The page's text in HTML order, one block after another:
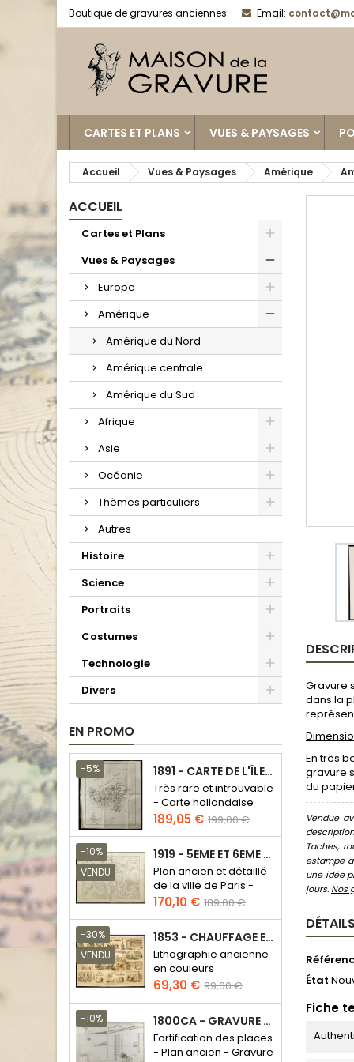
Boutique de gravures anciennes Email:
CARTES ET PLANS VUES & PAYSAGES
Accueil Vues & Paysages Amérique
ACCUEIL
Cartes et Plans
Vues & Paysages
Europe
Amérique
Amérique du Nord
Amérique centrale
Amérique du Sud
Afrique
Asie
Océanie
Thèmes particuliers
Autres
Histoire
Science
Portraits
Costumes
Technologie
Divers
EN PROMO
-5% 1891 - CARTE DE L'ÎLE DE BORNÉO
Très rare et introuvable
- Carte hollandaise
Prix
189,05 € Prix
de
base
199,00 €
-10%
VENDU
1919 - 5EME ET 6EME ARRONDISSEMENT DE PARIS
Plan ancien et détaillé
de la ville de Paris -
Odéon - Sorbonne
Prix
170,10 € Prix
de
base
189,00 €
-30%
VENDU
1853 - CHAUFFAGE ET ÉCLAIRAGE (LITHOGRAPHIE)
Lithographie ancienne
en couleurs
Prix
69,30 € Prix
de
base
99,00 €
-10% 1800CA - GRAVURE ARCHITECTURE MILITAIRE - ATTAQUE ET DÉFENSE
Fortification des places
- Plan ancien - Gravure
Gravure
dans la
En très
gravure
du
Vendue
Taches,
estampe
une idée
jours. Nos
État
Fiche